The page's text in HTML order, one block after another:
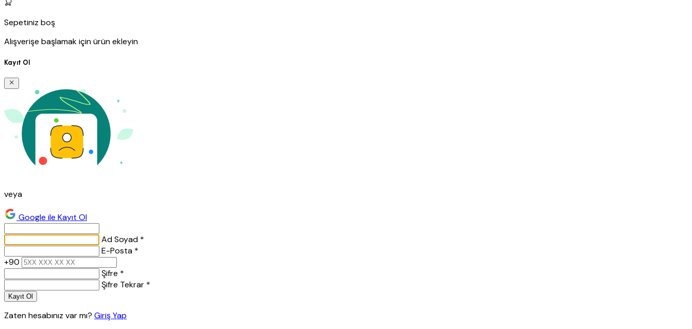
Sepetiniz boş
Alışverişe başlamak için ürün ekleyin
Kayıt Ol
veya
Google ile Kayıt Ol
Ad Soyad *
E-Posta *
+90
Şifre *
Şifre Tekrar *
Kayıt Ol
Zaten hesabınız var mı? Giriş Yap